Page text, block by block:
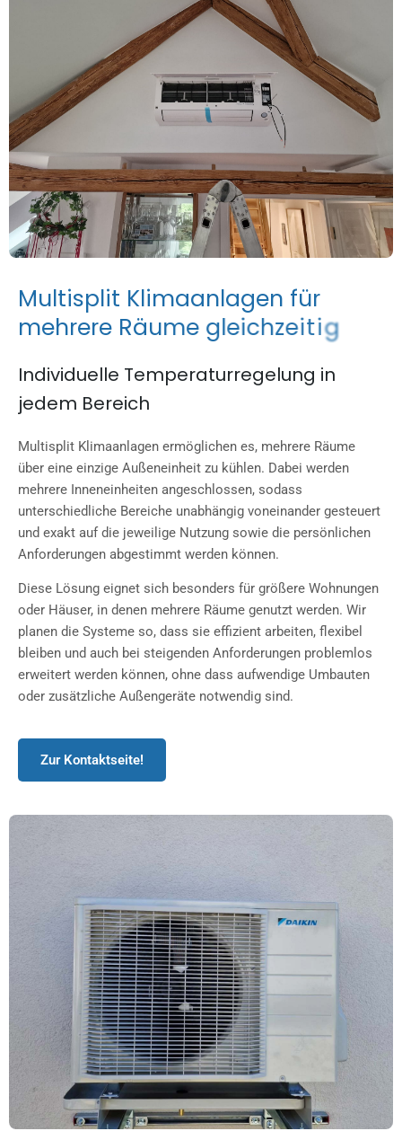
Multisplit Klimaanlagen für
mehrere Räume gleichzeitig
Individuelle Temperaturregelung in
jedem Bereich
Multisplit Klimaanlagen ermöglichen es, mehrere Räume
über eine einzige Außeneinheit zu kühlen. Dabei werden
mehrere Inneneinheiten angeschlossen, sodass
unterschiedliche Bereiche unabhängig voneinander gesteuert
und exakt auf die jeweilige Nutzung sowie die persönlichen
Anforderungen abgestimmt werden können.
Diese Lösung eignet sich besonders für größere Wohnungen
oder Häuser, in denen mehrere Räume genutzt werden. Wir
planen die Systeme so, dass sie effizient arbeiten, flexibel
bleiben und auch bei steigenden Anforderungen problemlos
erweitert werden können, ohne dass aufwendige Umbauten
oder zusätzliche Außengeräte notwendig sind.
Zur Kontaktseite!